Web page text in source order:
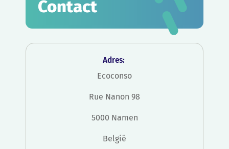
Contact
Adres:
Ecoconso
Rue Nanon 98
5000 Namen
België